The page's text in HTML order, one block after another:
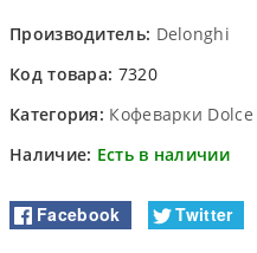
Производитель: Delonghi
Код товара: 7320
Категория: Кофеварки Dolce
Наличие: Есть в наличии
Facebook Twitter